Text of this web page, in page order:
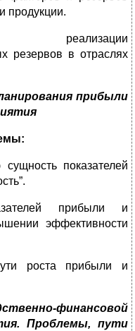
продукции.
реализации
резервов в отраслях
прибыли
показателей
прибыли и
эффективности
роста прибыли и
финансовой
Проблемы, пути